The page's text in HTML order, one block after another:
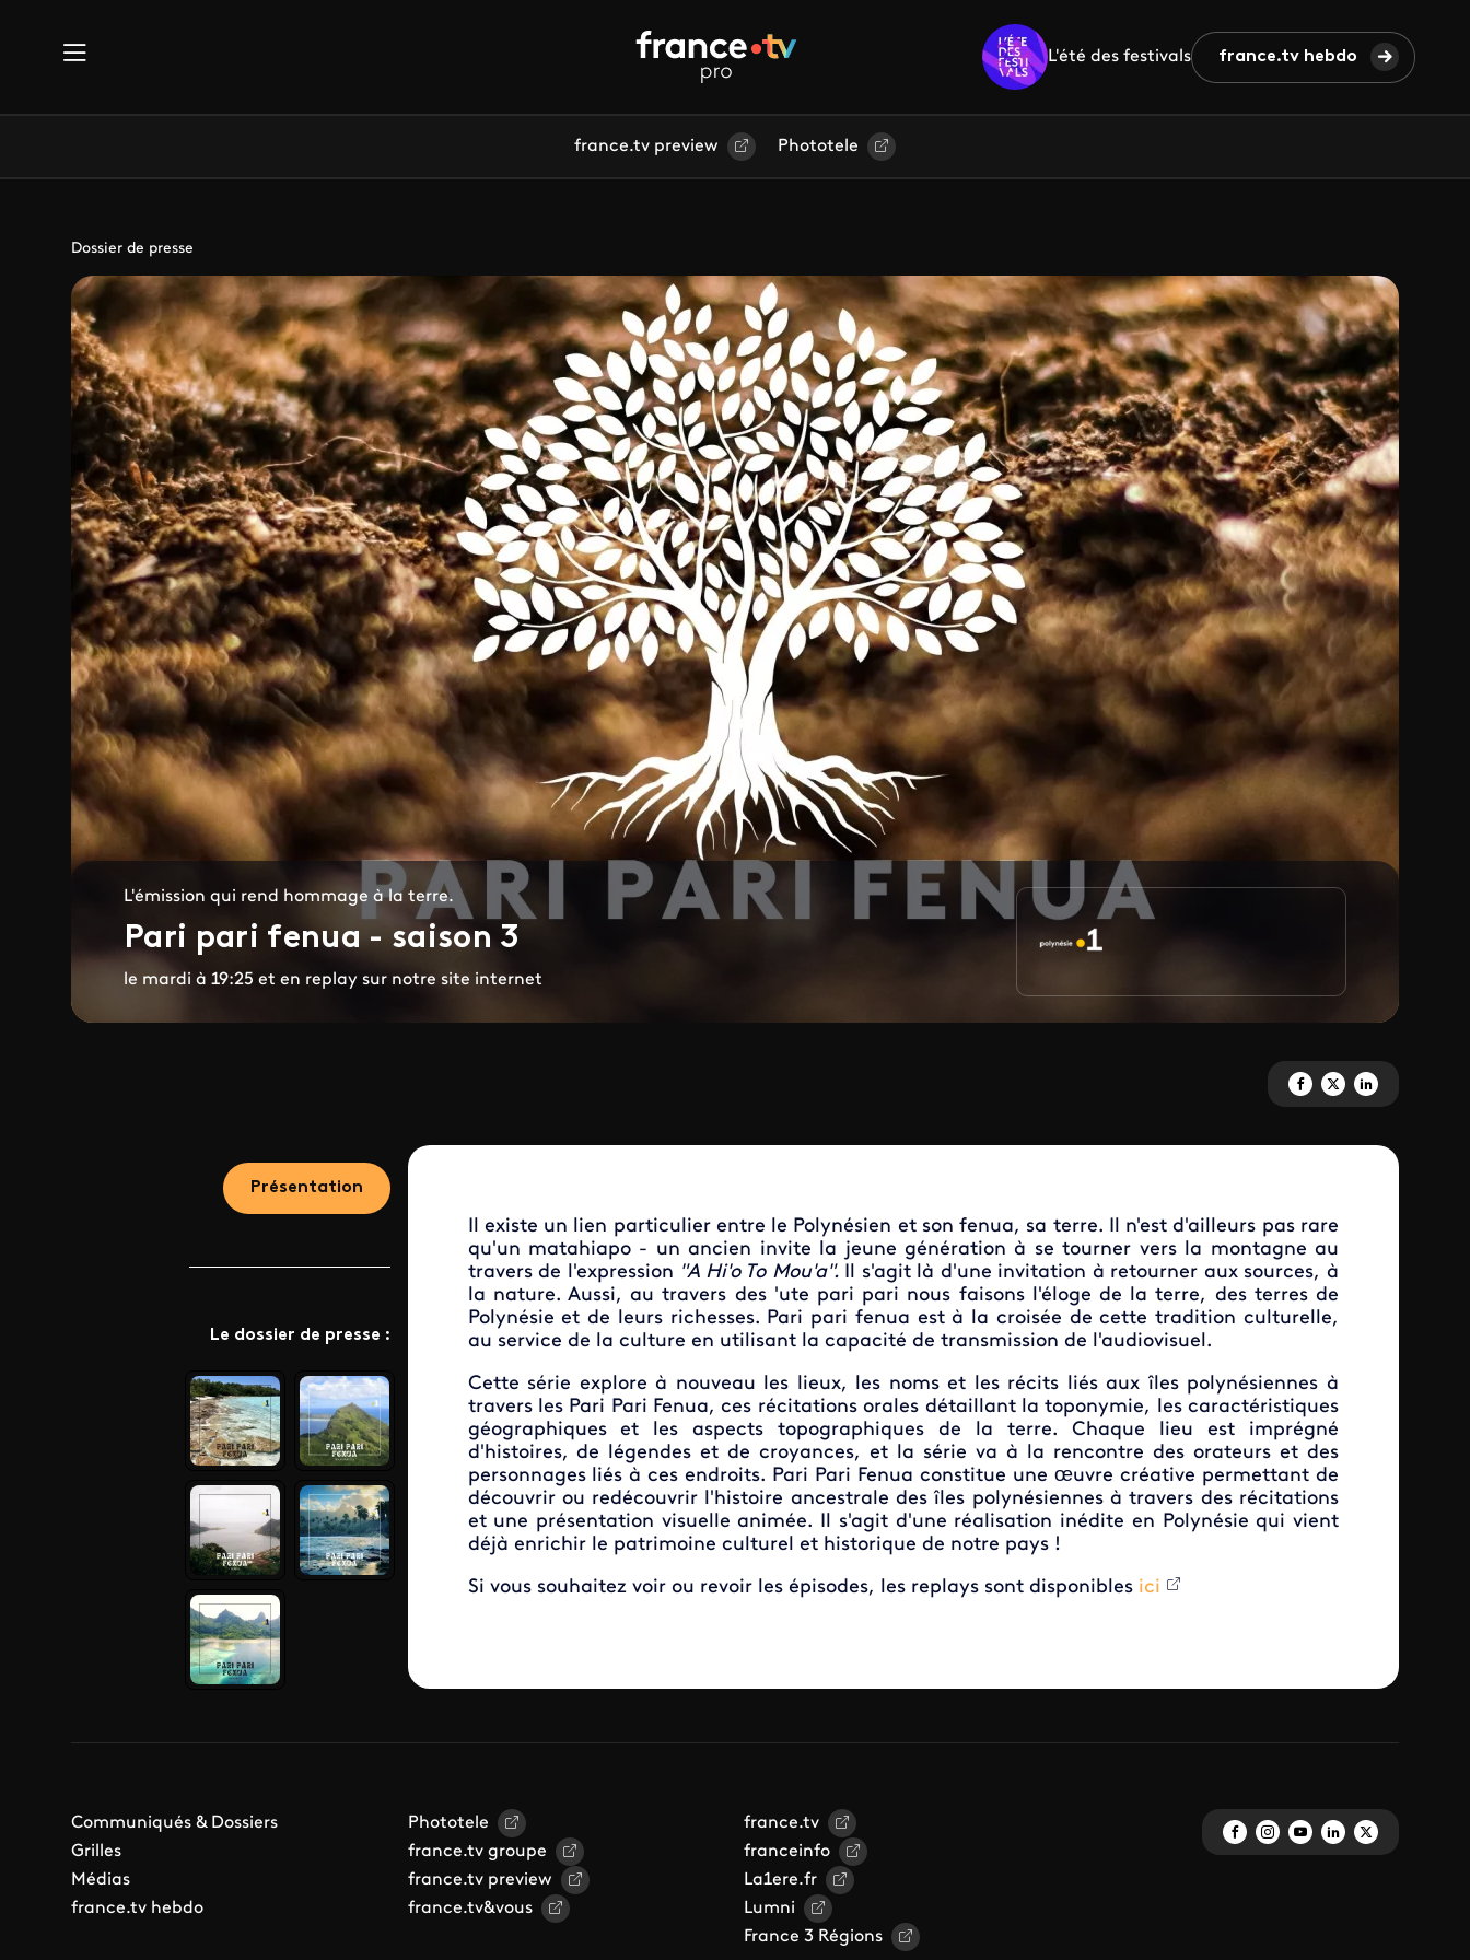
L'été des festivals france.tv hebdo
france.tv preview Phototele
Dossier de presse
L'émission qui rend hommage à la terre.
Pari pari fenua - saison 3
le mardi à 19:25 et en replay sur notre site internet
Partagez 'Pari pari fenua -
Partagez 'Pari pari fenua
Partagez 'Pari pari
Présentation
Le dossier de presse :
Il existe un lien particulier entre le Polynésien et son fenua, sa terre. Il n'est d'ailleurs pas rare
qu'un matahiapo - un ancien invite la jeune génération à se tourner vers la montagne au
travers de l'expression "A Hi'o To Mou'a". Il s'agit là d'une invitation à retourner aux sources, à
la nature. Aussi, au travers des 'ute pari pari nous faisons l'éloge de la terre, des terres de
Polynésie et de leurs richesses. Pari pari fenua est à la croisée de cette tradition culturelle,
au service de la culture en utilisant la capacité de transmission de l'audiovisuel.
Cette série explore à nouveau les lieux, les noms et les récits liés aux îles polynésiennes à
travers les Pari Pari Fenua, ces récitations orales détaillant la toponymie, les caractéristiques
géographiques et les aspects topographiques de la terre. Chaque lieu est imprégné
d'histoires, de légendes et de croyances, et la série va à la rencontre des orateurs et des
personnages liés à ces endroits. Pari Pari Fenua constitue une œuvre créative permettant de
découvrir ou redécouvrir l'histoire ancestrale des îles polynésiennes à travers des récitations
et une présentation visuelle animée. Il s'agit d'une réalisation inédite en Polynésie qui vient
déjà enrichir le patrimoine culturel et historique de notre pays !
Si vous souhaitez voir ou revoir les épisodes, les replays sont disponibles ici
Communiqués & Dossiers
Grilles
Médias
france.tv hebdo
Phototele
france.tv groupe
france.tv preview
france.tv&vous
france.tv
franceinfo
La1ere.fr
Lumni
France 3 Régions